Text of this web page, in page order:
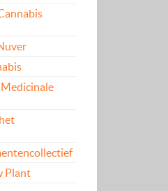
Plant